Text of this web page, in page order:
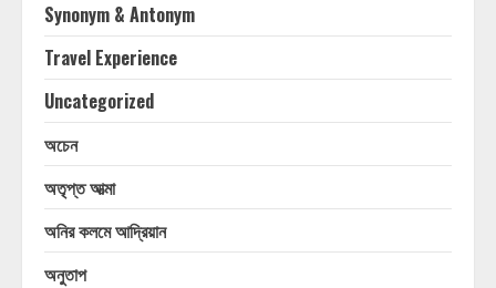
Synonym & Antonym
Travel Experience
Uncategorized
অচেন
অতৃপ্ত আত্মা
অনির কলমে আদ্রিয়ান
অনুতাপ